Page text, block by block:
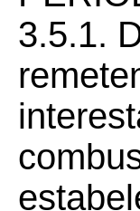
3.5.1.